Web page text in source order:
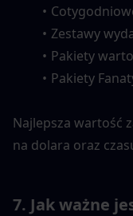
Zestawy
Pakiety
Pakiety
Najlepsza wartość
na dolara oraz
7. Jak ważne